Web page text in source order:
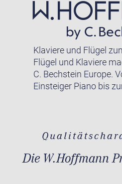
Klaviere und Flügel
Flügel und Klaviere
C. Bechstein Europe.
Einsteiger Piano bis
Die W.Hoffmann